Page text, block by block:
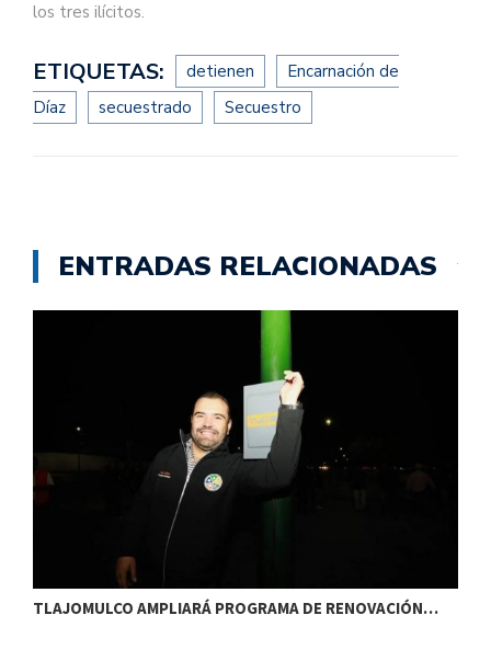
los tres ilícitos.
ETIQUETAS: detienen
Encarnación de
Díaz
secuestrado Secuestro
ENTRADAS RELACIONADAS
TLAJOMULCO AMPLIARÁ PROGRAMA DE RENOVACIÓN…